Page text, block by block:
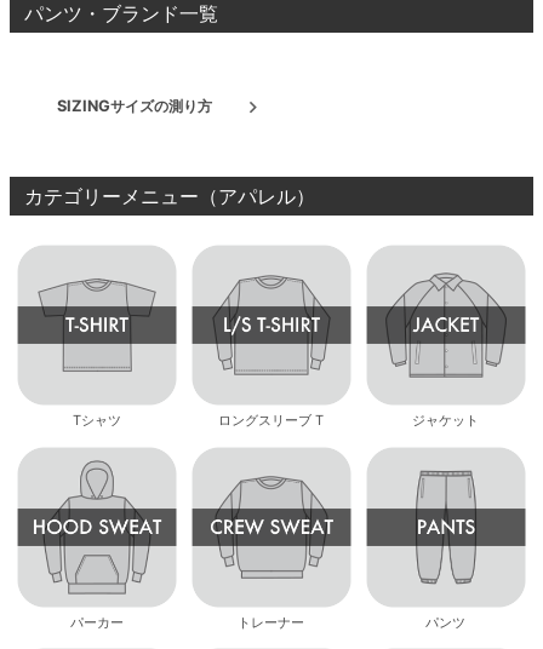
パンツ・ブランド一覧
SIZINGサイズの測り方
カテゴリーメニュー（アパレル）
Tシャツ ロングスリーブ T ジャケット
パーカー トレーナー パンツ